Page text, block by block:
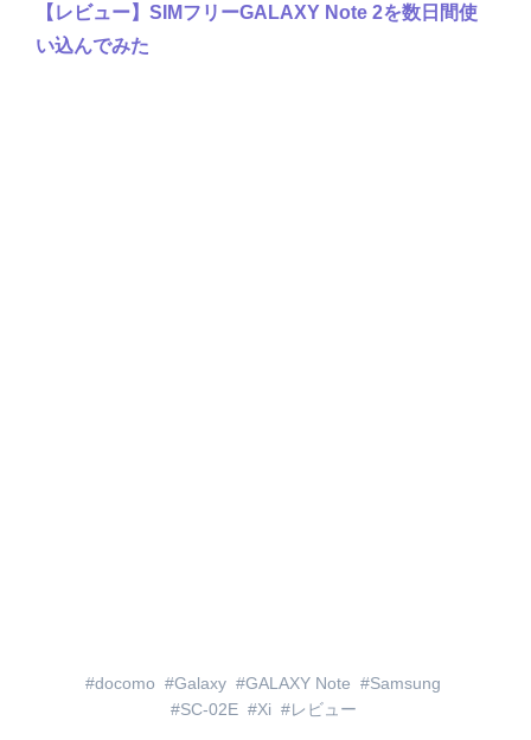
【レビュー】SIMフリーGALAXY Note 2を数日間使
い込んでみた
docomo Galaxy GALAXY Note
Samsung
SC-02E
Xi レビュー